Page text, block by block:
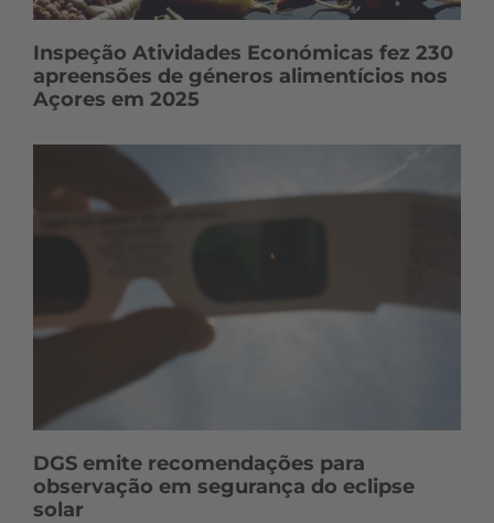
Inspeção Atividades Económicas fez 230
apreensões de géneros alimentícios nos
Açores em 2025
DGS emite recomendações para
observação em segurança do eclipse
solar